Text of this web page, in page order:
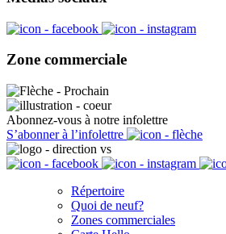
Zone commerciale
Abonnez-vous à notre infolettre
S’abonner à l’infolettre
Répertoire
Quoi de neuf?
Zones commerciales